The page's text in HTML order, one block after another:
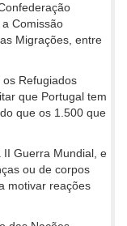
Comissão
Migrações, entre
Refugiados
que Portugal tem
que os 1.500 que
II Guerra Mundial, e
ou de corpos
motivar reações